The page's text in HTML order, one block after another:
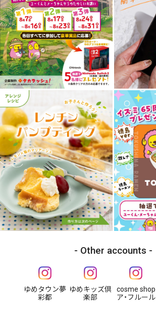
Other accounts
ゆめタウン夢
彩都
ゆめキッズ倶
楽部
cosme shop
ア・フルール